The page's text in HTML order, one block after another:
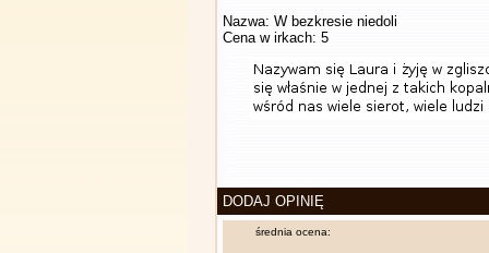
Nazwa: W bezkresie niedoli
Cena w irkach: 5
DODAJ OPINIĘ
średnia ocena: